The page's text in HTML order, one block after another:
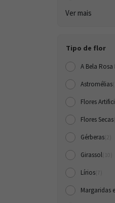
Ver mais
Tipo de flor
A Bela
Astromélias
Flores
Flores Secas
Gérberas
Girassol
Lírios
Margaridas